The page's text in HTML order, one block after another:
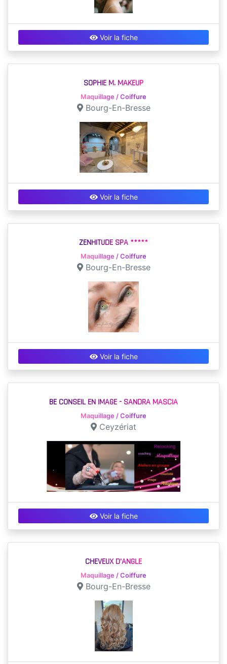
Voir la fiche
SOPHIE M. MAKEUP
Maquillage / Coiffure
Bourg-En-Bresse
Voir la fiche
ZENHITUDE SPA *****
Maquillage / Coiffure
Bourg-En-Bresse
Voir la fiche
BE CONSEIL EN IMAGE - SANDRA MASCIA
Maquillage / Coiffure
Ceyzériat
Voir la fiche
CHEVEUX D'ANGLE
Maquillage / Coiffure
Bourg-En-Bresse